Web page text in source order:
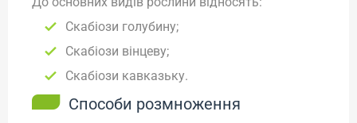
Скабіози голубину;
Скабіози вінцеву;
Скабіози кавказьку.
Способи розмноження